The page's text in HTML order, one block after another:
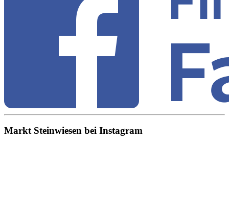
Markt Steinwiesen bei Instagram